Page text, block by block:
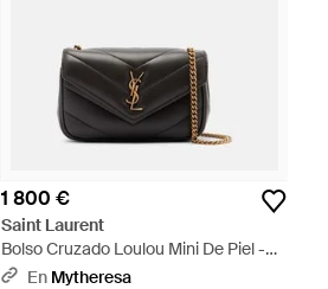
1 800 €
Saint Laurent
Bolso Cruzado Loulou Mini De Piel -
Negro
En Mytheresa